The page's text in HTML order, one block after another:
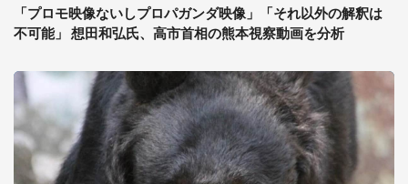
「プロモ映像ないしプロパガンダ映像」「それ以外の解釈は
不可能」 想田和弘氏、高市首相の熊本視察動画を分析